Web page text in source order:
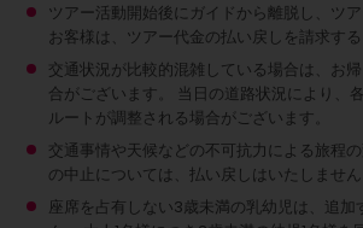
ツアー活動開始後にガイドから離脱し、ツ
お客様は、ツアー代金の払い戻しを請求す
交通状況が比較的混雑している場合は、お
合がございます。 当日の道路状況により、
ルートが調整される場合がございます。
交通事情や天候などの不可抗力による旅程
の中止については、払い戻しはいたしません
座席を占有しない3歳未満の乳幼児は、追加